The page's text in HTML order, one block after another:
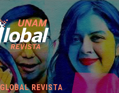
GLOBAL REVISTA